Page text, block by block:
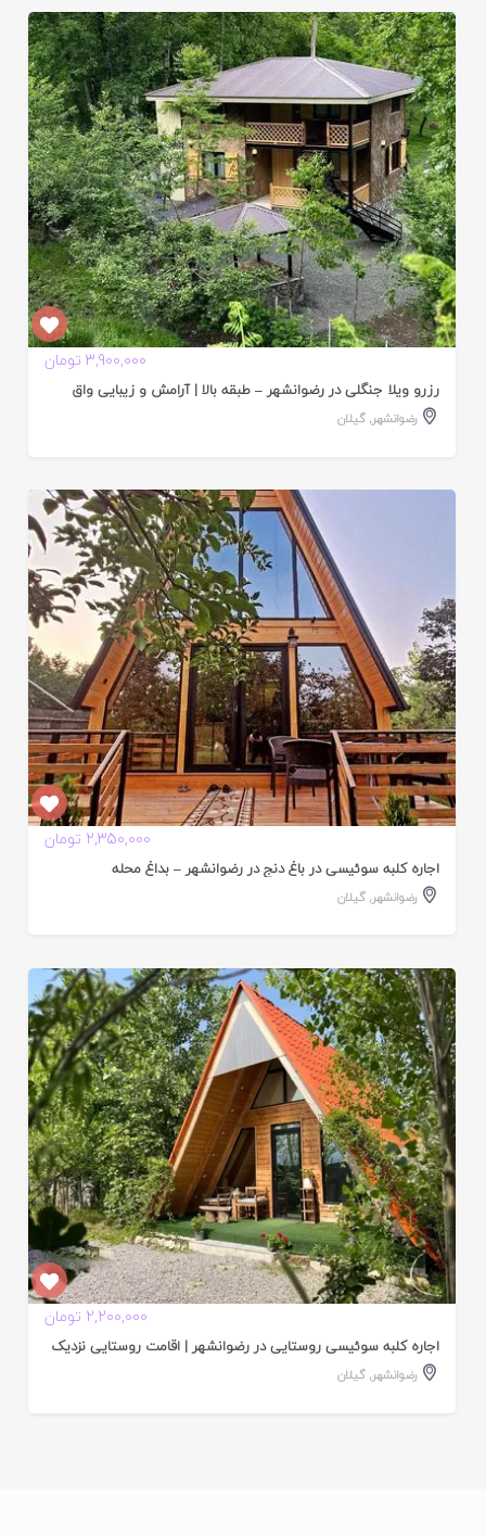
3,900,000 تومان
رزرو ویلا جنگلی در رضوانشهر – طبقه بالا | آرامش و زیبایی واق
رضوانشهر,گیلان
2,350,000 تومان
اجاره کلبه سوئیسی در باغ دنج در رضوانشهر – بداغ محله
رضوانشهر,گیلان
2,200,000 تومان
اجاره کلبه سوئیسی روستایی در رضوانشهر | اقامت روستایی نزدیک
رضوانشهر,گیلان